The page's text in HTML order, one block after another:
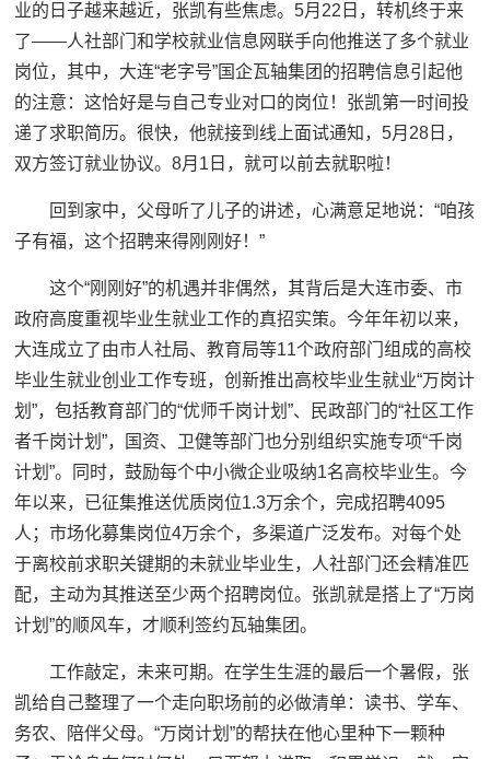
业的日子越来越近，张凯有些焦虑。5月22日，转机终于来
了——人社部门和学校就业信息网联手向他推送了多个就业
岗位，其中，大连“老字号”国企瓦轴集团的招聘信息引起他
的注意：这恰好是与自己专业对口的岗位！张凯第一时间投
递了求职简历。很快，他就接到线上面试通知，5月28日，
双方签订就业协议。8月1日，就可以前去就职啦！
回到家中，父母听了儿子的讲述，心满意足地说：“咱孩
子有福，这个招聘来得刚刚好！”
这个“刚刚好”的机遇并非偶然，其背后是大连市委、市
政府高度重视毕业生就业工作的真招实策。今年年初以来，
大连成立了由市人社局、教育局等11个政府部门组成的高校
毕业生就业创业工作专班，创新推出高校毕业生就业“万岗计
划”，包括教育部门的“优师千岗计划”、民政部门的“社区工作
者千岗计划”，国资、卫健等部门也分别组织实施专项“千岗
计划”。同时，鼓励每个中小微企业吸纳1名高校毕业生。今
年以来，已征集推送优质岗位1.3万余个，完成招聘4095
人；市场化募集岗位4万余个，多渠道广泛发布。对每个处
于离校前求职关键期的未就业毕业生，人社部门还会精准匹
配，主动为其推送至少两个招聘岗位。张凯就是搭上了“万岗
计划”的顺风车，才顺利签约瓦轴集团。
工作敲定，未来可期。在学生生涯的最后一个暑假，张
凯给自己整理了一个走向职场前的必做清单：读书、学车、
务农、陪伴父母。“万岗计划”的帮扶在他心里种下一颗种